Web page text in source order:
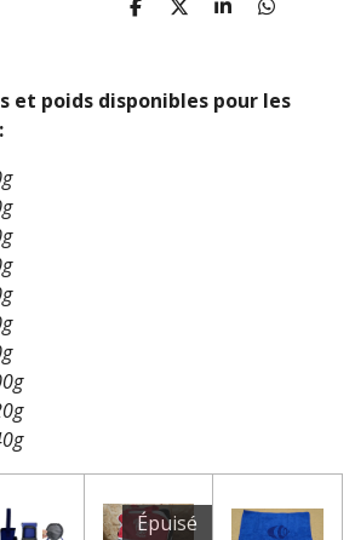
P
G
P
A
G
P
G
P
A
G
et poids disponibles pour les
Épuisé